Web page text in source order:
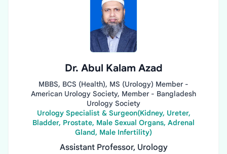
Dr. Abul Kalam Azad
MBBS, BCS (Health), MS (Urology) Member -
American Urology Society, Member - Bangladesh
Urology Society
Urology Specialist & Surgeon(Kidney, Ureter,
Bladder, Prostate, Male Sexual Organs, Adrenal
Gland, Male Infertility)
Assistant Professor, Urology